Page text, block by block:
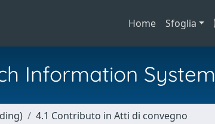
Home Sfoglia
Information System
4.1 Contributo in Atti di convegno